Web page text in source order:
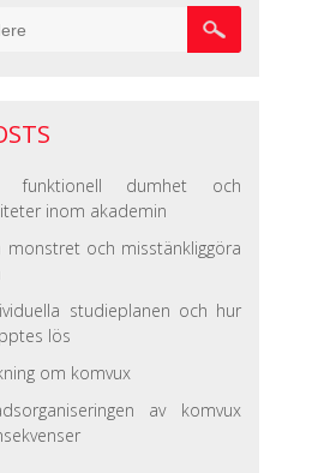
funktionell dumhet och
inom akademin
och misstänkliggöra
studieplanen och hur
lös
om komvux
av komvux